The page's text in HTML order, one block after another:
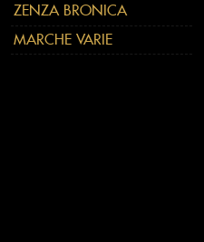
ZENZA BRONICA
MARCHE VARIE